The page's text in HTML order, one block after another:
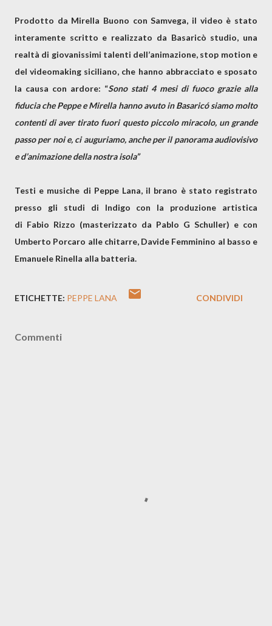
Prodotto da Mirella Buono conSamvega, il video è stato
interamente scritto e realizzato da Basaricò studio, una
realtà di giovanissimi talenti dell’animazione, stop motion e
del videomaking siciliano, che hanno abbracciato e sposato
la causa con ardore: “Sono stati 4 mesi di fuoco grazie alla
fiducia che Peppe e Mirella hanno avuto in Basaricó siamo molto
contenti di aver tirato fuori questo piccolo miracolo, un grande
passo per noi e, ci auguriamo, anche per il panorama audiovisivo
e d’animazione della nostra isola”
Testi e musiche di Peppe Lana, il brano è stato registrato
presso gli studi di Indigo con la produzione artistica
di Fabio Rizzo (masterizzato da Pablo G Schuller) e con
Umberto Porcaro alle chitarre, Davide Femminino al basso e
Emanuele Rinella alla batteria.
ETICHETTE: PEPPE LANA CONDIVIDI
Commenti